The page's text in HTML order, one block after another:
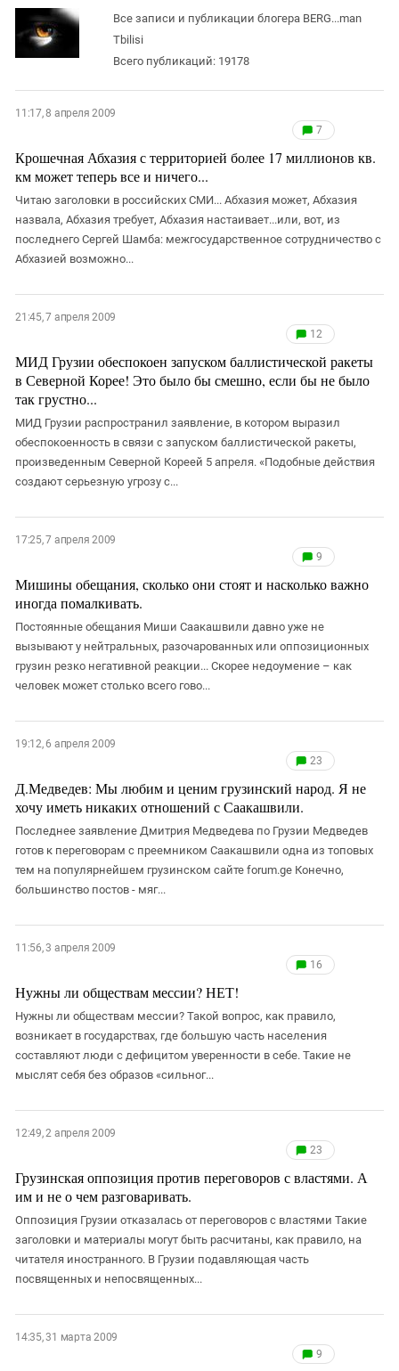
КАВКАЗ ЗА ПАЛЕСТИНУ
ПРЕСЛЕДОВАНИЕ АКТИВИСТОВ
МОБИЛИЗАЦИЯ И ПРОТЕСТЫ
Дагестан
Ингушетия
Краснодарский край
Нагорный Карабах
Российская Федерация
Ростовская область
Северная Осетия - Алания
СКФО
Ставропольский край
Южная Осетия
Южный Кавказ
ЮФО
Все записи и публикации блогера BERG...man
Tbilisi
Всего публикаций: 19178
11:17, 8 апреля 2009
7
Крошечная Абхазия с территорией более 17 миллионов кв.
км может теперь все и ничего...
Читаю заголовки в российских СМИ... Абхазия может, Абхазия
назвала, Абхазия требует, Абхазия настаивает...или, вот, из
последнего Сергей Шамба: межгосударственное сотрудничество с
Абхазией возможно...
21:45, 7 апреля 2009
12
МИД Грузии обеспокоен запуском баллистической ракеты
в Северной Корее! Это было бы смешно, если бы не было
так грустно...
МИД Грузии распространил заявление, в котором выразил
обеспокоенность в связи с запуском баллистической ракеты,
произведенным Северной Кореей 5 апреля. «Подобные действия
создают серьезную угрозу с...
17:25, 7 апреля 2009
9
Мишины обещания, сколько они стоят и насколько важно
иногда помалкивать.
Постоянные обещания Миши Саакашвили давно уже не
вызывают у нейтральных, разочарованных или оппозиционных
грузин резко негативной реакции... Скорее недоумение – как
человек может столько всего гово...
19:12, 6 апреля 2009
23
Д.Медведев: Мы любим и ценим грузинский народ. Я не
хочу иметь никаких отношений с Саакашвили.
Последнее заявление Дмитрия Медведева по Грузии Медведев
готов к переговорам с преемником Саакашвили одна из топовых
тем на популярнейшем грузинском сайте forum.ge Конечно,
большинство постов - мяг...
11:56, 3 апреля 2009
16
Нужны ли обществам мессии? НЕТ!
Нужны ли обществам мессии? Такой вопрос, как правило,
возникает в государствах, где большую часть населения
составляют люди с дефицитом уверенности в себе. Такие не
мыслят себя без образов «сильног...
12:49, 2 апреля 2009
23
Грузинская оппозиция против переговоров с властями. А
им и не о чем разговаривать.
Оппозиция Грузии отказалась от переговоров с властями Такие
заголовки и материалы могут быть расчитаны, как правило, на
читателя иностранного. В Грузии подавляющая часть
посвященных и непосвященных...
14:35, 31 марта 2009
9